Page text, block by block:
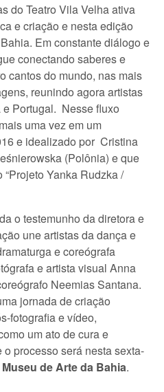
do Teatro Vila Velha ativa
e criação e nesta edição
Em constante diálogo e
conectando saberes e
cantos do mundo, nas mais
reunindo agora artistas
Portugal. Nesse fluxo
uma vez em um
e idealizado por Cristina
(Polônia) e que
Yanka Rudzka /
o testemunho da diretora e
une artistas da dança e
e coreógrafa
e artista visual Anna
Neemias Santana.
jornada de criação
fotografia e vídeo,
um ato de cura e
processo será nesta sexta-
Museu de Arte da Bahia.